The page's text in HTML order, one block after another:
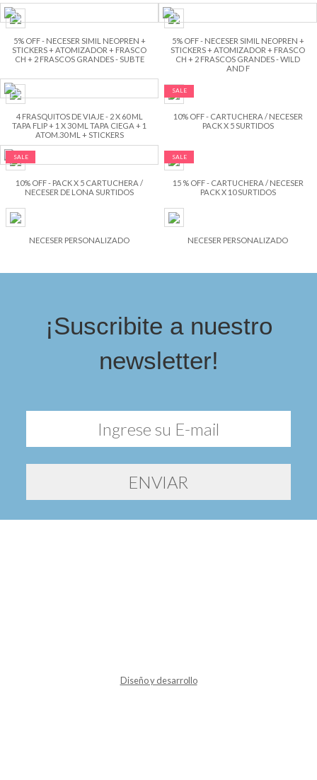
5% OFF - NECESER SIMIL NEOPREN +
STICKERS + ATOMIZADOR + FRASCO
CH + 2 FRASCOS GRANDES - SUBTE
5% OFF - NECESER SIMIL NEOPREN +
STICKERS + ATOMIZADOR + FRASCO
CH + 2 FRASCOS GRANDES - WILD
AND F
4 FRASQUITOS DE VIAJE - 2 X 60 ML
TAPA FLIP + 1 X 30 ML TAPA CIEGA + 1
ATOM.30 ML + STICKERS
SALE
10% OFF - CARTUCHERA / NECESER
PACK X 5 SURTIDOS
SALE
10% OFF - PACK X 5 CARTUCHERA /
NECESER DE LONA SURTIDOS
SALE
15 % OFF - CARTUCHERA / NECESER
PACK X 10 SURTIDOS
NECESER PERSONALIZADO NECESER PERSONALIZADO
¡Suscribite a nuestro
newsletter!
Diseño y desarrollo